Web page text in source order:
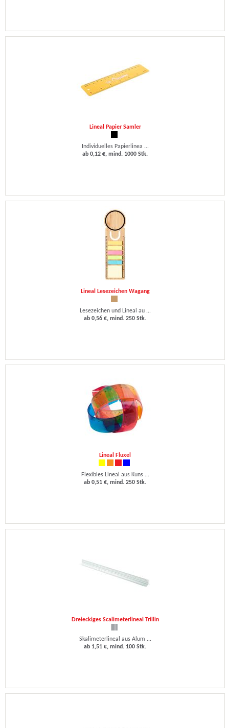
Lineal Papier Samler
Individuelles Papierlinea ...
ab 0,12 €, mind. 1000 Stk.
Lineal Lesezeichen Wagang
Lesezeichen und Lineal au ...
ab 0,56 €, mind. 250 Stk.
Lineal Fluxel
Flexibles Lineal aus Kuns ...
ab 0,51 €, mind. 250 Stk.
Dreieckiges Scalimeterlineal Trillin
Skalimeterlineal aus Alum ...
ab 1,51 €, mind. 100 Stk.